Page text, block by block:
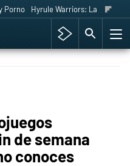
Porno Hyrule Warriors: La Era del
de semana
conoces